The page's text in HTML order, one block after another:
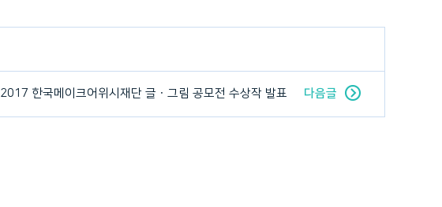
2017 한국메이크어위시재단 글ㆍ그림 공모전 수상작 발표 다음글